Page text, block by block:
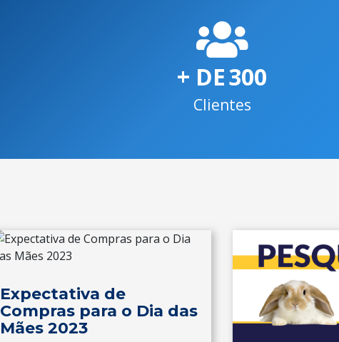
+ DE300
Clientes
Expectativa de
Compras para o Dia das
Mães 2023